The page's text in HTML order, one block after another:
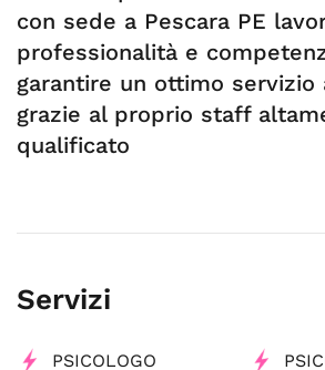
con sede a Pescara PE
professionalità e
garantire un ottimo servizio
grazie al proprio staff
qualificato
Servizi
PSICOLOGO